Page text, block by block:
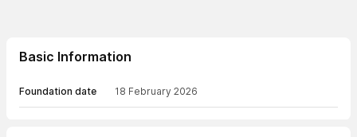
Basic Information
Foundation date 18 February 2026